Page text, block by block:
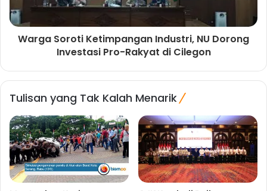
Warga Soroti Ketimpangan Industri, NU Dorong
Investasi Pro-Rakyat di Cilegon
Tulisan yang Tak Kalah Menarik